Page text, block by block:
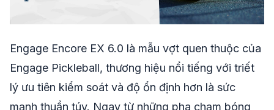
Engage Encore EX 6.0 là mẫu vợt quen thuộc của
Engage Pickleball, thương hiệu nổi tiếng với triết
lý ưu tiên kiểm soát và độ ổn định hơn là sức
mạnh thuần túy. Ngay từ những pha chạm bóng